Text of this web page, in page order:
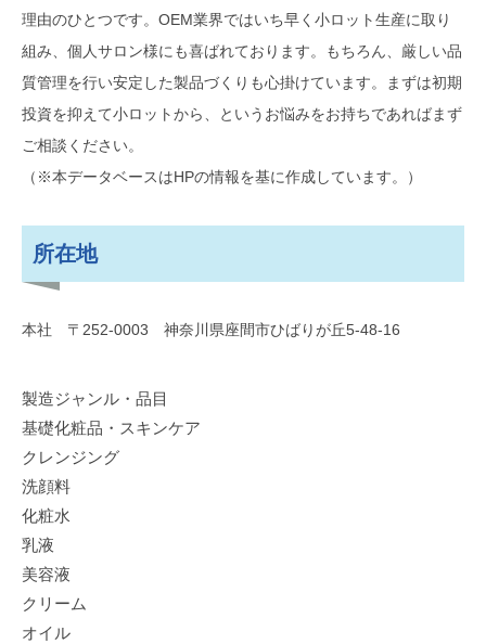
理由のひとつです。OEM業界ではいち早く小ロット生産に取り
組み、個人サロン様にも喜ばれております。もちろん、厳しい品
質管理を行い安定した製品づくりも心掛けています。まずは初期
投資を抑えて小ロットから、というお悩みをお持ちであればまず
ご相談ください。
（※本データベースはHPの情報を基に作成しています。）
所在地
本社 〒252-0003 神奈川県座間市ひばりが丘5-48-16
製造ジャンル・品目
基礎化粧品・スキンケア
クレンジング
洗顔料
化粧水
乳液
美容液
クリーム
オイル